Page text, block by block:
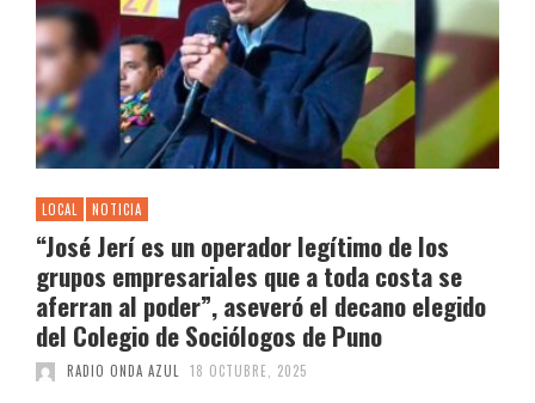
LOCAL NOTICIA
“José Jerí es un operador legítimo de los
grupos empresariales que a toda costa se
aferran al poder”, aseveró el decano elegido
del Colegio de Sociólogos de Puno
RADIO ONDA AZUL 18 OCTUBRE, 2025